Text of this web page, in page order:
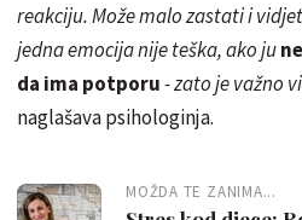
reakciju. Može malo zastati i
jedna emocija nije teška, ako ju
da ima potporu- zato je važno
naglašava psihologinja.
MOŽDA TE ZANIMA...